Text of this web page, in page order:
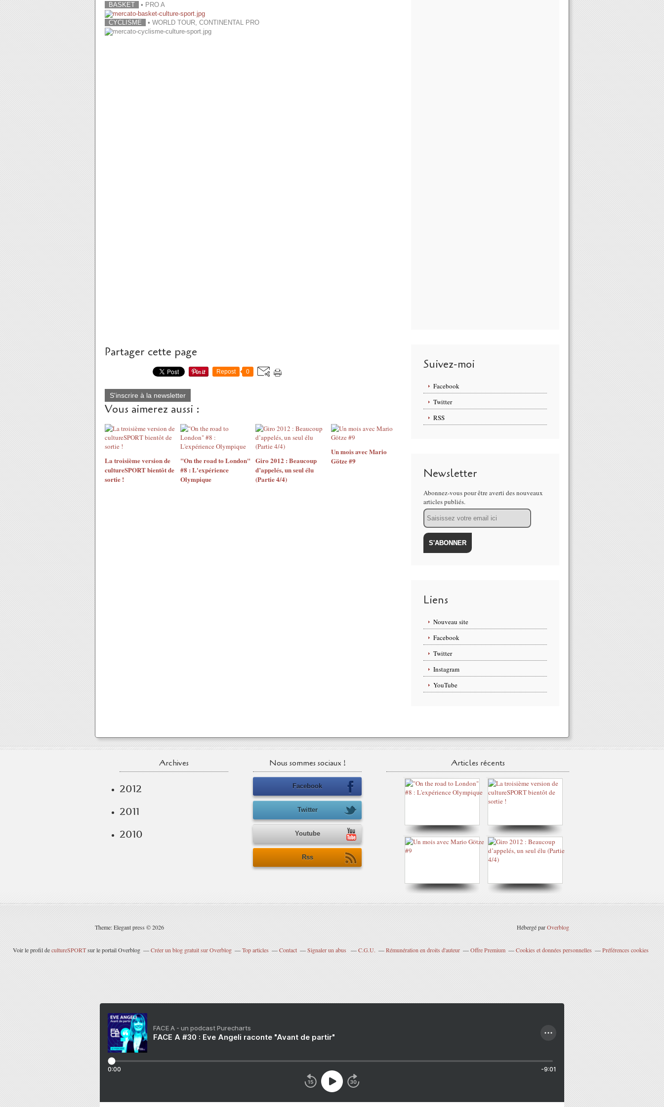
BASKET • PRO A
CYCLISME • WORLD TOUR, CONTINENTAL PRO
Partager cette page
Repost 0
S'inscrire à la newsletter
Vous aimerez aussi :
La troisième version de
cultureSPORT bientôt de
sortie !
"On the road to London"
#8 : L'expérience
Olympique
Giro 2012 : Beaucoup
d’appelés, un seul élu
(Partie 4/4)
Un mois avec Mario
Götze #9
Suivez-moi
Facebook
Twitter
RSS
Newsletter
Abonnez-vous pour être averti des nouveaux
articles publiés.
Email
Liens
Nouveau site
Facebook
Twitter
Instagram
YouTube
Archives
2012
2011
2010
Nous sommes sociaux !
Facebook
Twitter
Youtube
Rss
Articles récents
Theme: Elegant press © 2026 Hébergé parOverblog
Voir le profil decultureSPORTsur le portail Overblog Créer un blog gratuit sur Overblog Top articles Contact Signaler un abus C.G.U. Rémunération en droits d'auteur Offre Premium Cookies et données personnelles Préférences cookies
FACE A - un podcast Purecharts
FACE A #30 : Eve Angeli raconte "Avant de partir"
0:00 -9:01